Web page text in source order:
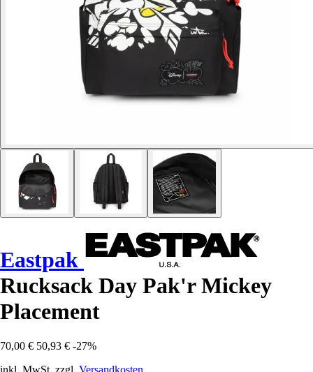
Eastpak
Rucksack Day Pak'r Mickey
Placement
70,00 € 50,93 € -27%
inkl. MwSt. zzgl. Versandkosten